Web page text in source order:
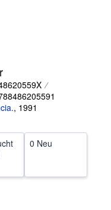
, 1991
0 Neu